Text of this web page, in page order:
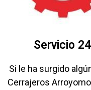
Servicio
Si le ha surgido
Cerrajeros